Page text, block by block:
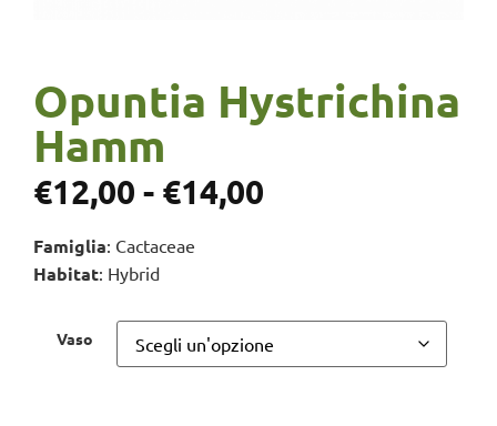
Opuntia Hystrichina
Hamm
€12,00 - €14,00
Famiglia: Cactaceae
Habitat: Hybrid
Vaso